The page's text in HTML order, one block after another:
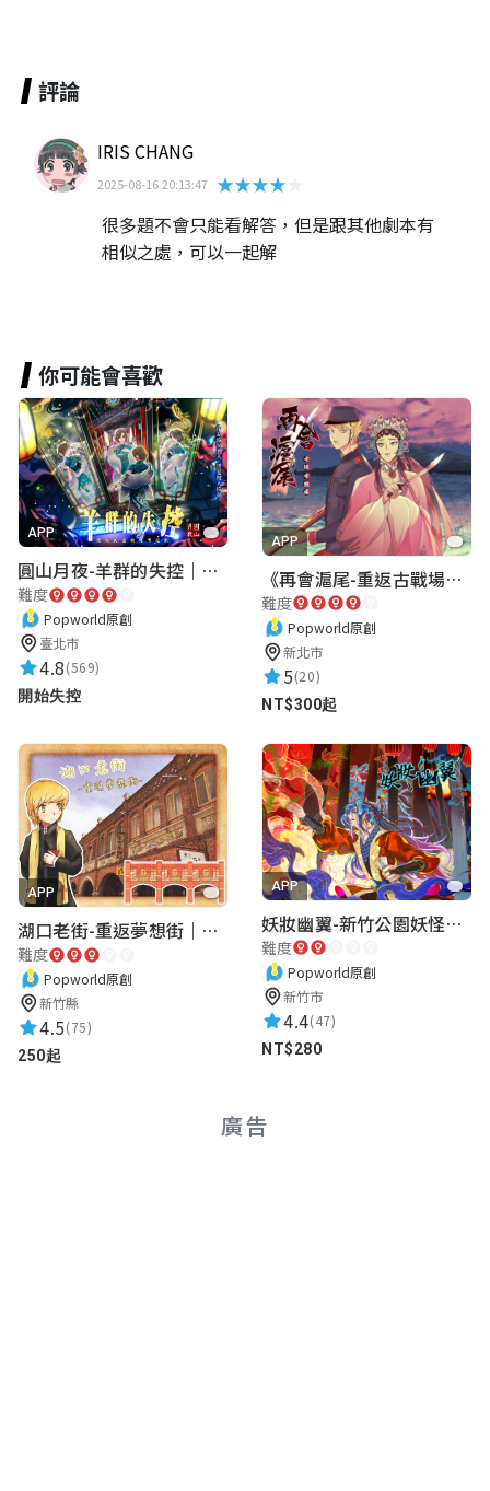
評論
IRIS CHANG
2025-08-16 20:13:47 ★★★★★
很多題不會只能看解答，但是跟其他劇本有
相似之處，可以一起解
你可能會喜歡
APP
圓山月夜-羊群的失控｜圓山飯店 ARG實境解謎遊戲
難度
Popworld原創
臺北市
4.8(569)
開始失控
APP
《再會滬尾-重返古戰場》｜淡水老街實境遊戲｜實體遊戲盒
難度
Popworld原創
新北市
5(20)
NT$300起
APP
湖口老街-重返夢想街｜新竹老街城市解謎
難度
Popworld原創
新竹縣
4.5(75)
250起
APP
妖妝幽翼-新竹公園妖怪懸疑事件
難度
Popworld原創
新竹市
4.4(47)
NT$280
廣告